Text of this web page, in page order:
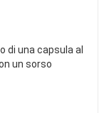
di una capsula al
un sorso